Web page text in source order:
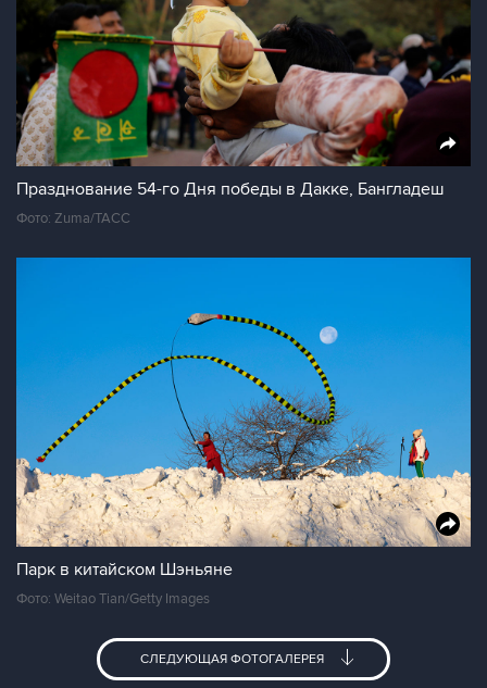
Празднование 54-го Дня победы в Дакке, Бангладеш
Фото: Zuma/ТАСС
Парк в китайском Шэньяне
Фото: Weitao Tian/Getty Images
СЛЕДУЮЩАЯ ФОТОГАЛЕРЕЯ